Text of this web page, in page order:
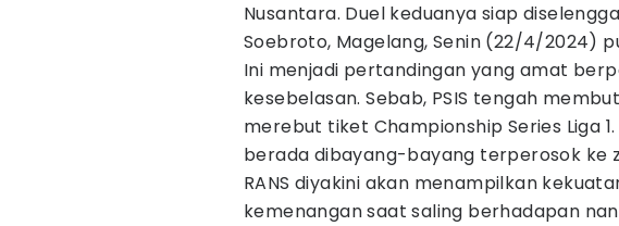
Nusantara. Duel keduanya siap
Soebroto, Magelang, Senin (22/4/2024)
Ini menjadi pertandingan yang amat
kesebelasan. Sebab, PSIS tengah
merebut tiket Championship Series Liga 1.
berada dibayang-bayang terperosok ke
RANS diyakini akan menampilkan
kemenangan saat saling berhadapan